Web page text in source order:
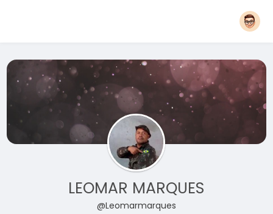
LEOMAR MARQUES
@Leomarmarques